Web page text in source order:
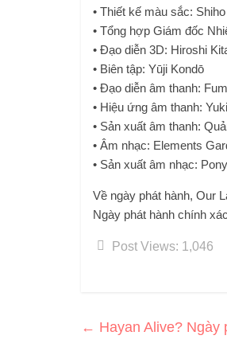
• Thiết kế màu sắc:
• Tổng hợp Giám đốc
• Đạo diễn 3D: Hiroshi
• Biên tập: Yūji Kondō
• Đạo diễn âm thanh:
• Hiệu ứng âm thanh:
• Sản xuất âm thanh:
• Âm nhạc: Elements
• Sản xuất âm nhạc:
Về ngày phát hành, Our
Ngày phát hành chính
Post Views: 1,046
← Hayan Alive?